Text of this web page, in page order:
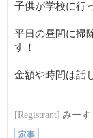
子供が学校に行
平日の昼間に掃
す！
金額や時間は話
[Registrant] みーす
家事